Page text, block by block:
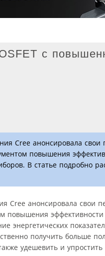
с
Cree анонсировала
повышения
В статье подробно
Cree анонсировала свои
повышения
энергетических
получить больше
удешевить и упростить